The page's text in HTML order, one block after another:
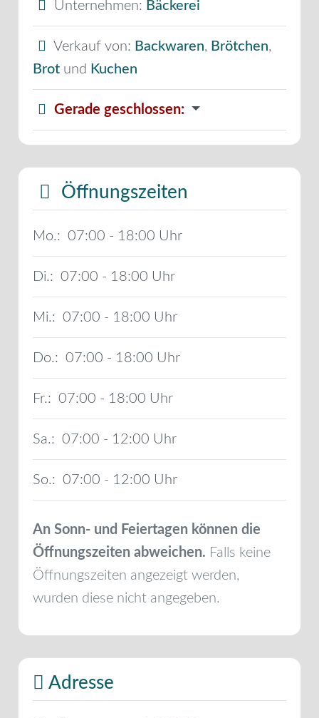
Unternehmen: Bäckerei
Verkauf von: Backwaren, Brötchen,
Brot und Kuchen
Gerade geschlossen:
Öffnungszeiten
Mo.: 07:00 - 18:00
Di.: 07:00 - 18:00
Mi.: 07:00 - 18:00
Do.: 07:00 - 18:00
Fr.: 07:00 - 18:00
Sa.: 07:00 - 12:00
So.: 07:00 - 12:00
An Sonn- und Feiertagen können die
Öffnungszeiten abweichen. Falls keine
Öffnungszeiten angezeigt werden,
wurden diese nicht angegeben.
Adresse